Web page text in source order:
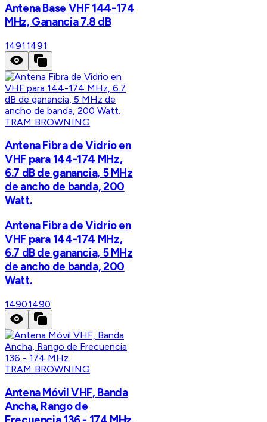
Antena Base VHF 144-174
MHz, Ganancia 7.8 dB
1491 1491
TRAM BROWNING
Antena Fibra de Vidrio en
VHF para 144-174 MHz,
6.7 dB de ganancia, 5 MHz
de ancho de banda, 200
Watt.
Antena Fibra de Vidrio en
VHF para 144-174 MHz,
6.7 dB de ganancia, 5 MHz
de ancho de banda, 200
Watt.
14901490
TRAM BROWNING
Antena Móvil VHF, Banda
Ancha, Rango de